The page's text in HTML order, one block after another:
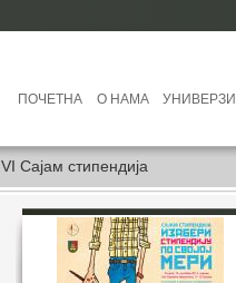
ПОЧЕТНА О НАМА
VI Сајам стипендија